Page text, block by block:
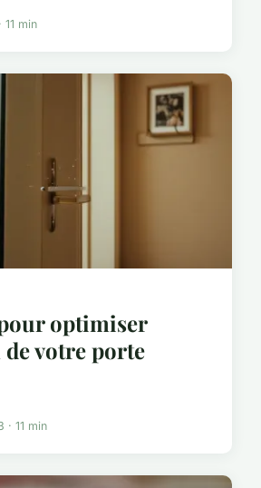
11 min
optimiser
votre porte
11 min